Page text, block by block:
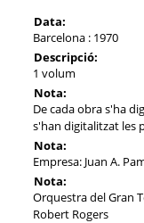
Data:
Barcelona : 1970
Descripció:
1 volum
Nota:
De cada obra s'ha
s'han digitalitzat les
Nota:
Empresa: Juan A.
Nota:
Orquestra del Gran
Robert Rogers